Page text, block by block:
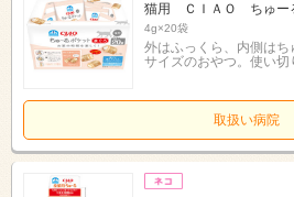
猫用 ＣＩＡＯ ちゅー
4g×20袋
外はふっくら、内側はち
サイズのおやつ。使い切
取扱い病院